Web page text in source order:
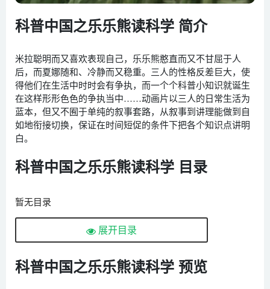
科普中国之乐乐熊读科学 简介
米拉聪明而又喜欢表现自己，乐乐熊憨直而又不甘屈于人
后，而夏娜随和、冷静而又稳重。三人的性格反差巨大，使
得他们在生活中时时会有争执，而一个个科普小知识就诞生
在这样形形色色的争执当中……动画片以三人的日常生活为
蓝本，但又不囿于单纯的叙事套路，从叙事到讲理能做到自
如地衔接切换，保证在时间短促的条件下把各个知识点讲明
白。
科普中国之乐乐熊读科学 目录
暂无目录
展开目录
科普中国之乐乐熊读科学 预览